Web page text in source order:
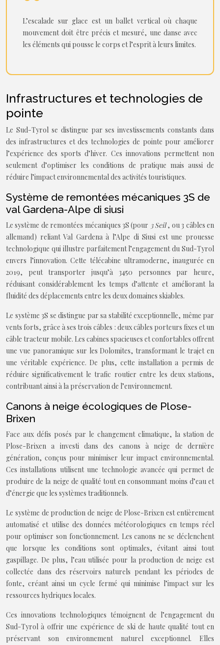
L’escalade sur glace est un ballet vertical où chaque
mouvement doit être précis et mesuré, une danse avec
les éléments qui pousse le corps et l’esprit à leurs limites.
Infrastructures et technologies de
pointe
Le Sud-Tyrol se distingue par ses investissements constants dans
des infrastructures et des technologies de pointe pour améliorer
l’expérience des sports d’hiver. Ces innovations permettent non
seulement d’optimiser les conditions de pratique mais aussi de
réduire l’impact environnemental des activités touristiques.
Système de remontées mécaniques 3S de
val Gardena-Alpe di siusi
Le système de remontées mécaniques 3S (pour 3 Seil, ou 3 câbles en
allemand) reliant Val Gardena à l’Alpe di Siusi est une prouesse
technologique qui illustre parfaitement l’engagement du Sud-Tyrol
envers l’innovation. Cette télécabine ultramoderne, inaugurée en
2019, peut transporter jusqu’à 3450 personnes par heure,
réduisant considérablement les temps d’attente et améliorant la
fluidité des déplacements entre les deux domaines skiables.
Le système 3S se distingue par sa stabilité exceptionnelle, même par
vents forts, grâce à ses trois câbles : deux câbles porteurs fixes et un
câble tracteur mobile. Les cabines spacieuses et confortables offrent
une vue panoramique sur les Dolomites, transformant le trajet en
une véritable expérience. De plus, cette installation a permis de
réduire significativement le trafic routier entre les deux stations,
contribuant ainsi à la préservation de l’environnement.
Canons à neige écologiques de Plose-
Brixen
Face aux défis posés par le changement climatique, la station de
Plose-Brixen a investi dans des canons à neige de dernière
génération, conçus pour minimiser leur impact environnemental.
Ces installations utilisent une technologie avancée qui permet de
produire de la neige de qualité tout en consommant moins d’eau et
d’énergie que les systèmes traditionnels.
Le système de production de neige de Plose-Brixen est entièrement
automatisé et utilise des données météorologiques en temps réel
pour optimiser son fonctionnement. Les canons ne se déclenchent
que lorsque les conditions sont optimales, évitant ainsi tout
gaspillage. De plus, l’eau utilisée pour la production de neige est
collectée dans des réservoirs naturels pendant les périodes de
fonte, créant ainsi un cycle fermé qui minimise l’impact sur les
ressources hydriques locales.
Ces innovations technologiques témoignent de l’engagement du
Sud-Tyrol à offrir une expérience de ski de haute qualité tout en
préservant son environnement naturel exceptionnel. Elles